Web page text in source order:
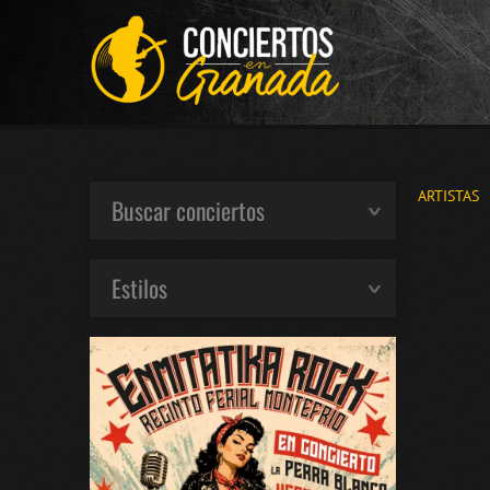
ARTISTAS
Buscar conciertos
Estilos